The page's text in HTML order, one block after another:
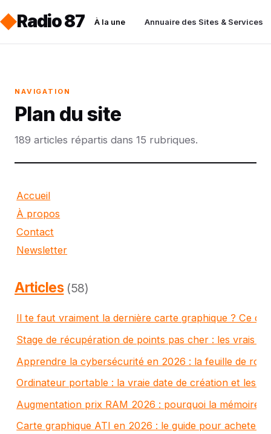
Radio 87 À la une Annuaire des Sites & Services
NAVIGATION
Plan du site
189 articles répartis dans 15 rubriques.
Accueil
À propos
Contact
Newsletter
Articles (58)
Il te faut vraiment la dernière carte graphique ? Ce
Stage de récupération de points pas cher : les vrais
Apprendre la cybersécurité en 2026 : la feuille de
Ordinateur portable : la vraie date de création et les
Augmentation prix RAM 2026 : pourquoi la mémoire
Carte graphique ATI en 2026 : le guide pour acheter